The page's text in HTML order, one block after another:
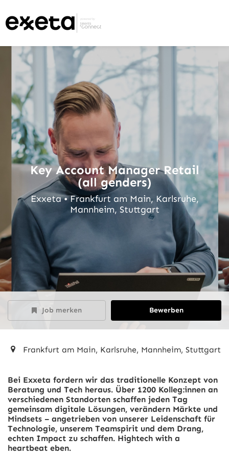
Key Account Manager Retail
(all genders)
Exxeta • Frankfurt am Main, Karlsruhe,
Mannheim, Stuttgart
Job merken Bewerben
Frankfurt am Main, Karlsruhe, Mannheim, Stuttgart
Bei Exxeta fordern wir das traditionelle Konzept von
Beratung und Tech heraus. Über 1200 Kolleg:innen an
verschiedenen Standorten schaffen jeden Tag
gemeinsam digitale Lösungen, verändern Märkte und
Mindsets – angetrieben von unserer Leidenschaft für
Technologie, unserem Teamspirit und dem Drang,
echten Impact zu schaffen. Hightech with a
heartbeat eben.